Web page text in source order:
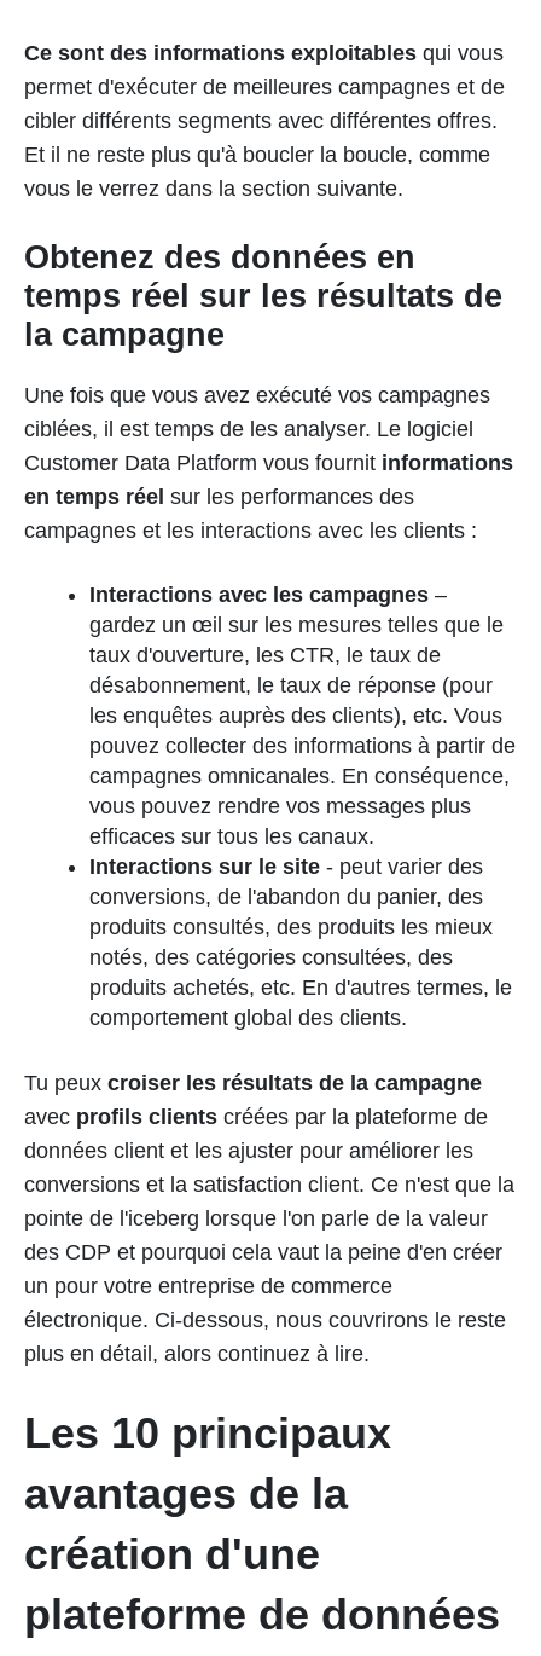
Ce sont des informations exploitables qui vous
permet d'exécuter de meilleures campagnes et de
cibler différents segments avec différentes offres.
Et il ne reste plus qu'à boucler la boucle, comme
vous le verrez dans la section suivante.
Obtenez des données en
temps réel sur les résultats de
la campagne
Une fois que vous avez exécuté vos campagnes
ciblées, il est temps de les analyser. Le logiciel
Customer Data Platform vous fournit informations
en temps réel sur les performances des
campagnes et les interactions avec les clients :
Interactions avec les campagnes –
gardez un œil sur les mesures telles que le
taux d'ouverture, les CTR, le taux de
désabonnement, le taux de réponse (pour
les enquêtes auprès des clients), etc. Vous
pouvez collecter des informations à partir de
campagnes omnicanales. En conséquence,
vous pouvez rendre vos messages plus
efficaces sur tous les canaux.
Interactions sur le site - peut varier des
conversions, de l'abandon du panier, des
produits consultés, des produits les mieux
notés, des catégories consultées, des
produits achetés, etc. En d'autres termes, le
comportement global des clients.
Tu peux croiser les résultats de la campagne
avec profils clients créées par la plateforme de
données client et les ajuster pour améliorer les
conversions et la satisfaction client. Ce n'est que la
pointe de l'iceberg lorsque l'on parle de la valeur
des CDP et pourquoi cela vaut la peine d'en créer
un pour votre entreprise de commerce
électronique. Ci-dessous, nous couvrirons le reste
plus en détail, alors continuez à lire.
Les 10 principaux
avantages de la
création d'une
plateforme de données